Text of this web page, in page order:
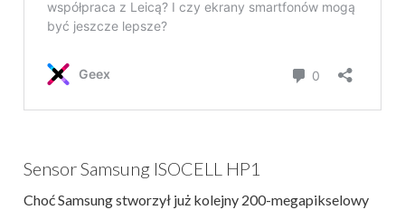
Sensor Samsung ISOCELL HP1
Choć Samsung stworzył już kolejny 200-megapikselowy